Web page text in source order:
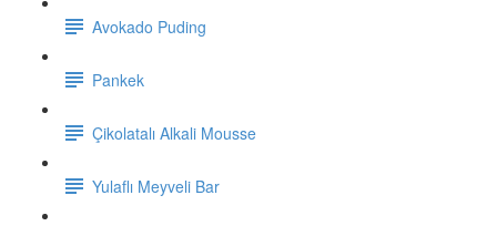
Avokado Puding
Pankek
Çikolatalı Alkali Mousse
Yulaflı Meyveli Bar